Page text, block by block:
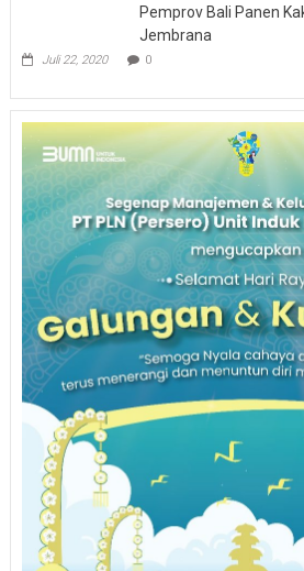
Pemprov Bali Panen
Jembrana
Juli 22, 2020 0